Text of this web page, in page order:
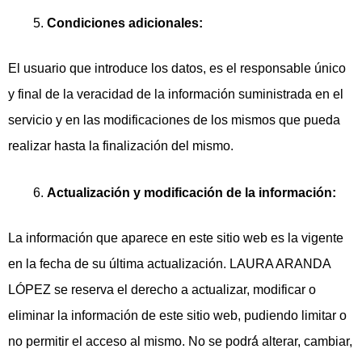
Condiciones adicionales:
El usuario que introduce los datos, es el responsable único
y final de la veracidad de la información suministrada en el
servicio y en las modificaciones de los mismos que pueda
realizar hasta la finalización del mismo.
Actualización y modificación de la información:
La información que aparece en este sitio web es la vigente
en la fecha de su última actualización. LAURA ARANDA
LÓPEZ se reserva el derecho a actualizar, modificar o
eliminar la información de este sitio web, pudiendo limitar o
no permitir el acceso al mismo. No se podrá́ alterar, cambiar,